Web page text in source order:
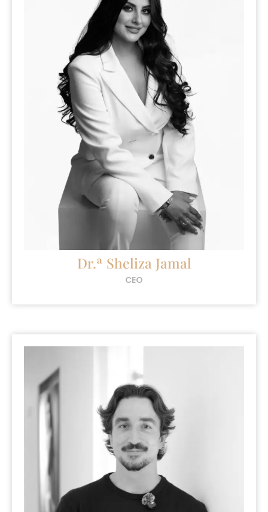
Dr.ª Sheliza Jamal
CEO